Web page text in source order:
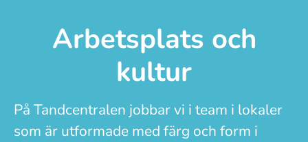
Arbetsplats och
kultur
På Tandcentralen jobbar vi i team i lokaler
som är utformade med färg och form i